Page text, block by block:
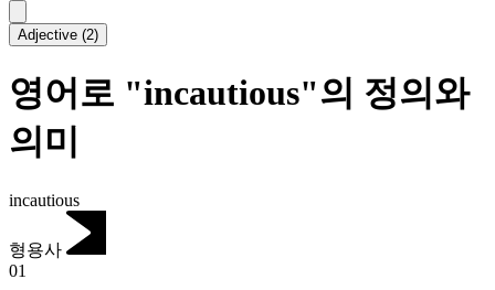
Adjective (2)
영어로 "incautious"의 정의와
의미
incautious
형용사
01